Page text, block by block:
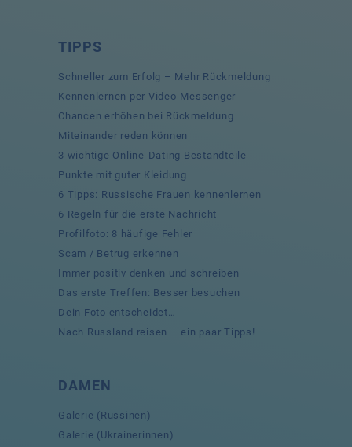
TIPPS
Schneller zum Erfolg – Mehr Rückmeldung
Kennenlernen per Video-Messenger
Chancen erhöhen bei Rückmeldung
Miteinander reden können
3 wichtige Online-Dating Bestandteile
Punkte mit guter Kleidung
6 Tipps: Russische Frauen kennenlernen
6 Regeln für die erste Nachricht
Profilfoto: 8 häufige Fehler
Scam / Betrug erkennen
Immer positiv denken und schreiben
Das erste Treffen: Besser besuchen
Dein Foto entscheidet…
Nach Russland reisen – ein paar Tipps!
DAMEN
Galerie (Russinen)
Galerie (Ukrainerinnen)